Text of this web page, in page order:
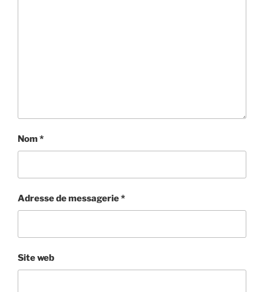
Nom*
Adresse de messagerie*
Site web